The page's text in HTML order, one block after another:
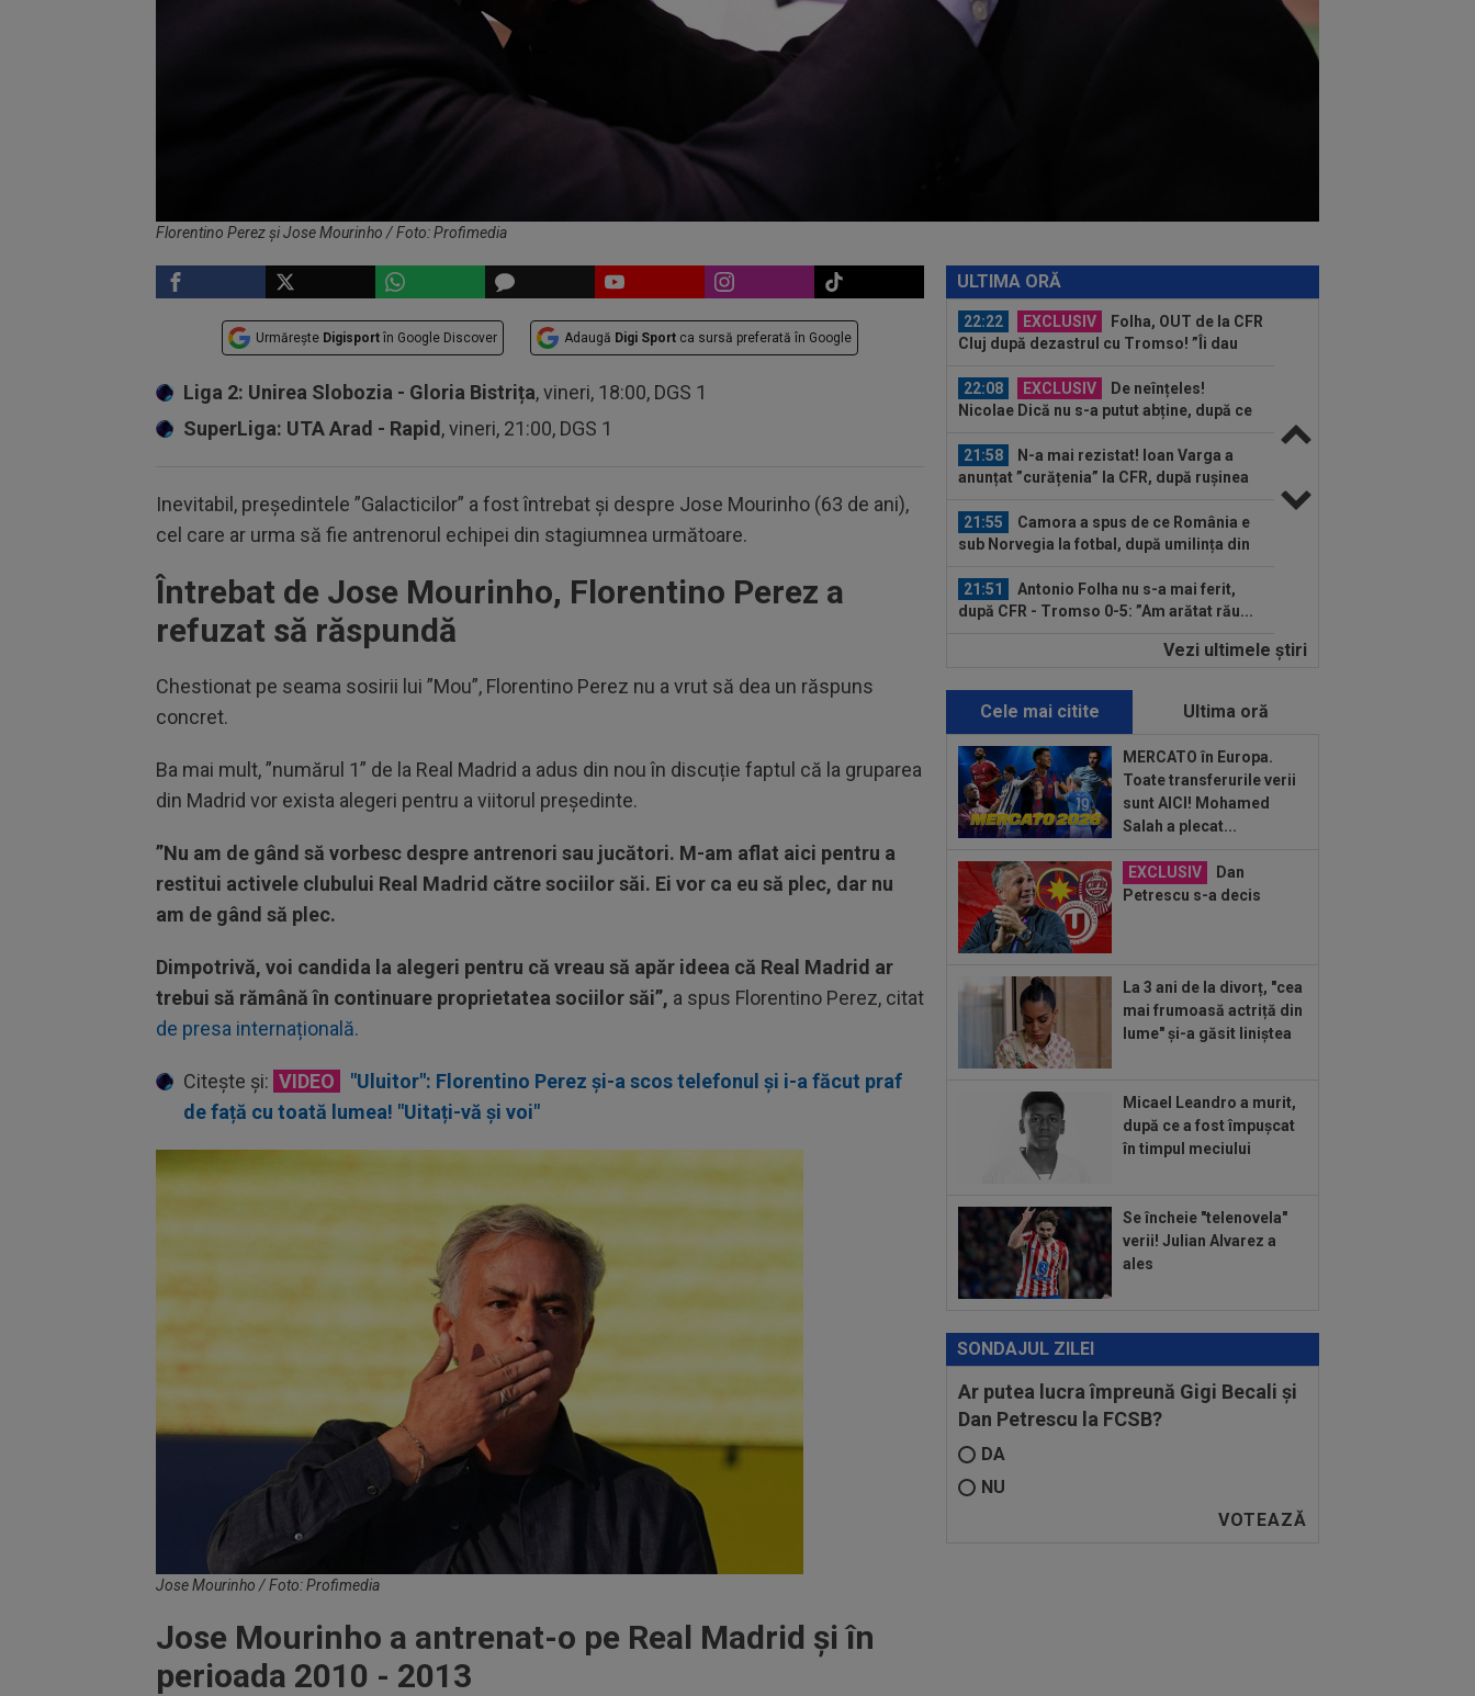
Florentino Perez și Jose Mourinho / Foto: Profimedia
Urmărește Digisport în Google Discover Adaugă Digi Sport ca sursă preferată în Google
Liga 2: Unirea Slobozia - Gloria Bistrița, vineri, 18:00, DGS 1
SuperLiga: UTA Arad - Rapid , vineri, 21:00, DGS 1
Inevitabil, președintele ”Galacticilor” a fost întrebat și despre Jose Mourinho (63 de ani),
cel care ar urma să fie antrenorul echipei din stagiumnea următoare.
Întrebat de Jose Mourinho, Florentino Perez a
refuzat să răspundă
Chestionat pe seama sosirii lui ”Mou”, Florentino Perez nu a vrut să dea un răspuns
concret.
Ba mai mult, ”numărul 1” de la Real Madrid a adus din nou în discuție faptul că la gruparea
din Madrid vor exista alegeri pentru a viitorul președinte.
”Nu am de gând să vorbesc despre antrenori sau jucători. M-am aflat aici pentru a
restitui activele clubului Real Madrid către sociilor săi. Ei vor ca eu să plec, dar nu
am de gând să plec.
Dimpotrivă, voi candida la alegeri pentru că vreau să apăr ideea că Real Madrid ar
trebui să rămână în continuare proprietatea sociilor săi”, a spus Florentino Perez, citat
de presa internațională.
Citește și: VIDEO
"Uluitor": Florentino Perez și-a scos telefonul și i-a făcut praf
de față cu toată lumea! "Uitați-vă și voi"
Jose Mourinho / Foto: Profimedia
Jose Mourinho a antrenat-o pe Real Madrid și în
perioada 2010 - 2013
ULTIMA ORĂ
norvegienilor, după ce Tromso a călcat-o
în...
creadă ce a văzut! Președintele Craiovei
nu a mai putut privi...
22:22
EXCLUSIV
Folha, OUT de la CFR
Cluj după dezastrul cu Tromso! ”Îi dau
22:08
EXCLUSIV
De neînțeles!
Nicolae Dică nu s-a putut abține, după ce
21:58
N-a mai rezistat! Ioan Varga a
anunțat ”curățenia” la CFR, după rușinea
21:55
Camora a spus de ce România e
sub Norvegia la fotbal, după umilința din
21:51
Antonio Folha nu s-a mai ferit,
după CFR - Tromso 0-5: ”Am arătat rău...
Fără milă! Reacție-fulger a
21:38
VIDEO
Imaginile durerii! A
izbucnit în plâns, după ce CFR a fost
umilită de Tromso în...
21:24
VIDEO
CFR Cluj - Tromso 0-5 |
Umilință totală pentru gruparea din Gruia
care e ca și...
Ferran Torres a ales
22:38 EXCLUSIV
creadă ce a văzut! Președintele Craiovei
22:22
EXCLUSIV
Folha, OUT de la CFR
Cluj după dezastrul cu Tromso! ”Îi dau
afară pe toți!”...
22:08
EXCLUSIV
l-a auzit la finalul...
N-a mai rezistat! Ioan Varga a
anunțat ”curățenia” la CFR, după rușinea
sub Norvegia la fotbal, după umilința din
Gruia...
Vezi ultimele ştiri
Cele mai citite Ultima oră
MERCATO în Europa.
Toate transferurile verii
sunt AICI! Mohamed
Salah a plecat...
EXCLUSIV
Dan
Petrescu s-a decis
La 3 ani de la divorț, "cea
mai frumoasă actriță din
lume" și-a găsit liniștea
Micael Leandro a murit,
după ce a fost împușcat
în timpul meciului
Se încheie "telenovela"
verii! Julian Alvarez a
ales
SONDAJUL ZILEI
Ar putea lucra împreună Gigi Becali și
Dan Petrescu la FCSB?
DA
NU